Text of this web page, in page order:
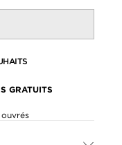
GRATUITS